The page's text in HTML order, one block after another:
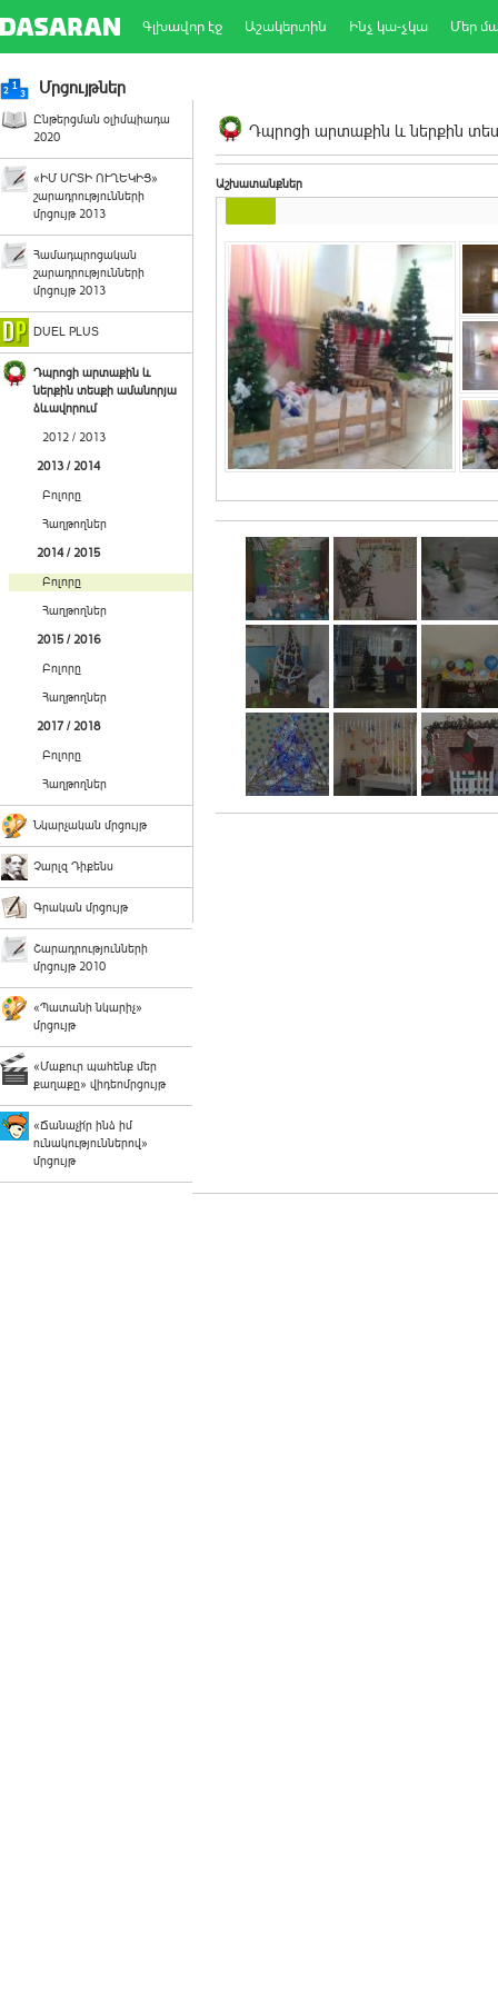
Գլխավոր էջ Աշակերտին Ինչ կա-չկա Մեր
Մրցույթներ
Ընթերցման օլիմպիադա
2020
«ԻՄ ՍՐՏԻ ՈՒՂԵԿԻՑ»
շարադրությունների
մրցույթ 2013
Համադպրոցական
շարադրությունների
մրցույթ 2013
DUEL PLUS
Դպրոցի արտաքին և
ներքին տեսքի ամանորյա
ձևավորում
2012 / 2013
2013 / 2014
Բոլորը
Հաղթողներ
2014 / 2015
Բոլորը
Հաղթողներ
2015 / 2016
Բոլորը
Հաղթողներ
2017 / 2018
Բոլորը
Հաղթողներ
Նկարչական մրցույթ
Չարլզ Դիքենս
Գրական մրցույթ
Շարադրությունների
մրցույթ 2010
«Պատանի նկարիչ»
մրցույթ
«Մաքուր պահենք մեր
քաղաքը» վիդեոմրցույթ
«Ճանաչի՛ր ինձ իմ
ունակություններով»
մրցույթ
Դպրոցի արտաքին և ներքին
Աշխատանքներ